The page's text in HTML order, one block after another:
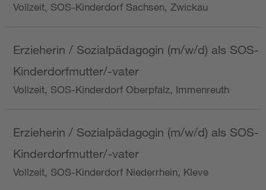
Vollzeit, SOS-Kinderdorf Sachsen, Zwickau
Erzieherin / Sozialpädagogin (m/w/d) als SOS-
Kinderdorfmutter/-vater
Vollzeit, SOS-Kinderdorf Oberpfalz, Immenreuth
Erzieherin / Sozialpädagogin (m/w/d) als SOS-
Kinderdorfmutter/-vater
Vollzeit, SOS-Kinderdorf Niederrhein, Kleve